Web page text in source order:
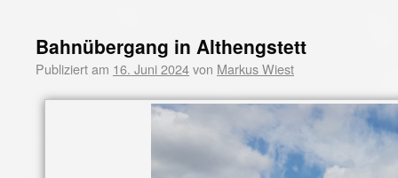
Bahnübergang in Althengstett
Publiziert am 16. Juni 2024von Markus Wiest